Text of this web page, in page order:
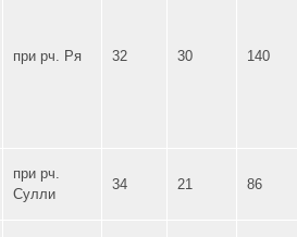
при рч. Ря 32 30 140
при рч.
Сулли
34 21 86